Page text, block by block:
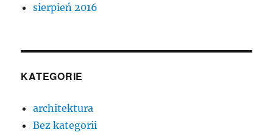
sierpień 2016
KATEGORIE
architektura
Bez kategorii